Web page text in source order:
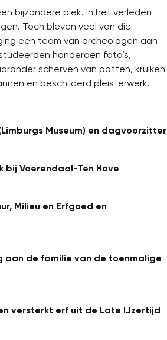
bijzondere plek. In het verleden
Toch bleven veel van die
een team van archeologen aan
honderden foto’s,
scherven van potten, kruiken
en beschilderd pleisterwerk.
Museum) en dagvoorzitter
bij Voerendaal-Ten Hove
Milieu en Erfgoed en
de familie van de toenmalige
versterkt erf uit de Late IJzertijd